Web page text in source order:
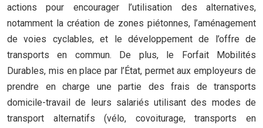
actions pour encourager l’utilisation des alternatives,
notamment la création de zones piétonnes, l’aménagement
de voies cyclables, et le développement de l’offre de
transports en commun. De plus, le Forfait Mobilités
Durables, mis en place par l’État, permet aux employeurs de
prendre en charge une partie des frais de transports
domicile-travail de leurs salariés utilisant des modes de
transport alternatifs (vélo, covoiturage, transports en